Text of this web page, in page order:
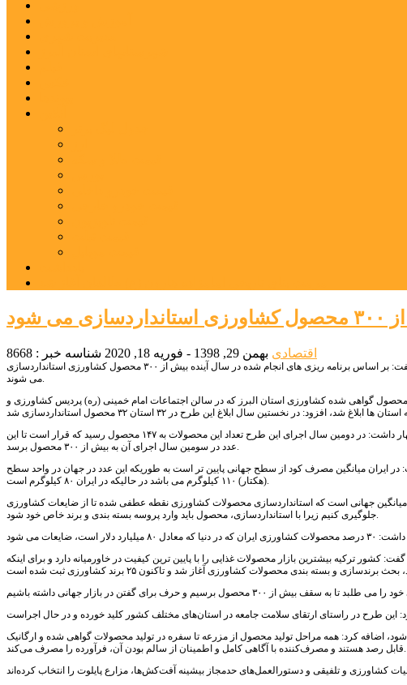
می شود
اقتصادی بهمن 29, 1398 - فوریه 18, 2020 شناسه خبر : 8668
مشاور ملی طرح استقرار استانداردهای کشاورزی در مزارع زنان روستایی وزارت جهاد کشاورزی گفت: بر اساس برنامه ریزی های انجام شده در سال آینده بیش از ۳۰۰ محصول کشاورزی استانداردسازی
می شوند.
محصول گواهی شده کشاورزی استان البرز که در سالن اجتماعات امام خمینی (ره) پردیس کشاورزی و
مشاور ملی طرح استقرار استانداردهای کشاورزی در مزارع زنان روستایی وزارت جهاد کشاورزی اظهار داشت: در دومین سال اجرای این طرح تعداد این محصولات به ۱۴۷ محصول رسید که قرار است تا این
عدد در سومین سال اجرای آن به بیش از ۳۰۰ محصول برسد.
در ایران میانگین مصرف کود از سطح جهانی پایین تر است به طوریکه این عدد در جهان در واحد سطح
(هکتار) ۱۱۰ کیلوگرم می باشد در حالیکه در ایران ۸۰ کیلوگرم است.
سموم در ایران به ازای هر نفرذ ۴۰۰ گرم است که بیش از میانگین جهانی است که استانداردسازی محصولات کشاورزی نقطه عطفی شده تا از ضایعات کشاورزی
جلوگیری کنیم زیرا با استانداردسازی، محصول باید وارد پروسه بسته بندی و برند خاص خود شود.
ترکیه بیشترین بازار محصولات غذایی را با پایین ترین کیفیت در خاورمیانه دارد و برای اینکه
اضافه کرد: همه مراحل تولید محصول از مزرعه تا سفره در تولید محصولات گواهی شده و ارگانیک
قابل رصد هستند و مصرف‌کننده با آگاهی کامل و اطمینان از سالم بودن آن، فرآورده را مصرف می‌کند.